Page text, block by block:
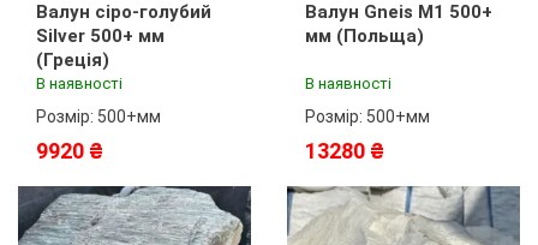
Валун сіро-голубий
Silver 500+ мм
(Греція)
В наявності
Розмір: 500+мм
9920 ₴
Валун Gneis M1 500+
мм (Польща)
В наявності
Розмір: 500+мм
13280 ₴